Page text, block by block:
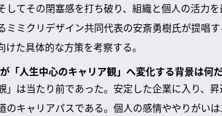
してその閉塞感を打ち破り、組織と個人の活力
ミミクリデザイン共同代表の安斎勇樹氏が提唱
た具体的な方策を考察する。
「人生中心のキャリア観」へ変化する背景は何
」は当たり前であった。安定した企業に入り、
のキャリアパスである。個人の感情ややりがい